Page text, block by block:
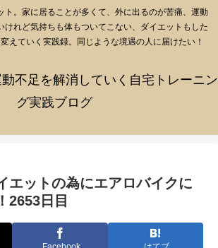
ト。家に居ることが多くて、外に出るのが苦痛、運動
けれど気持ちも体もついてこない、ダイエットもした
えていく実践録。同じような境遇の人に届けたい！
不足を解消していく自宅トレーニン
グ実践ブログ
エットの為にエアロバイクに
2653日目